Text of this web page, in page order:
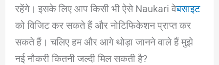
रहेंगे। इसके लिए आप किसी भी ऐसे Naukari वेबसाइट
को विजिट कर सकते हैं और नोटिफिकेशन प्राप्त कर
सकते हैं। चलिए हम और आगे थोड़ा जानने वाले हैं मुझे
नई नौकरी कितनी जल्दी मिल सकती है?